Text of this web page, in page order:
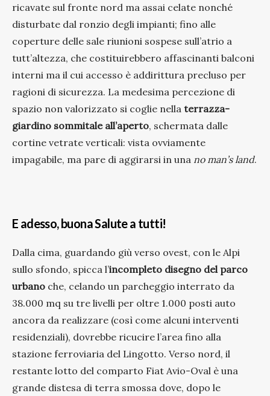
ricavate sul fronte nord ma assai celate nonché
disturbate dal ronzio degli impianti; fino alle
coperture delle sale riunioni sospese sull’atrio a
tutt’altezza, che costituirebbero affascinanti balconi
interni ma il cui accesso è addirittura precluso per
ragioni di sicurezza. La medesima percezione di
spazio non valorizzato si coglie nella terrazza-
giardino sommitale all’aperto, schermata dalle
cortine vetrate verticali: vista ovviamente
impagabile, ma pare di aggirarsi in una no man’s land.
E adesso, buona Salute a tutti!
Dalla cima, guardando giù verso ovest, con le Alpi
sullo sfondo, spicca l’incompleto disegno del parco
urbano che, celando un parcheggio interrato da
38.000 mq su tre livelli per oltre 1.000 posti auto
ancora da realizzare (così come alcuni interventi
residenziali), dovrebbe ricucire l’area fino alla
stazione ferroviaria del Lingotto. Verso nord, il
restante lotto del comparto Fiat Avio-Oval è una
grande distesa di terra smossa dove, dopo le